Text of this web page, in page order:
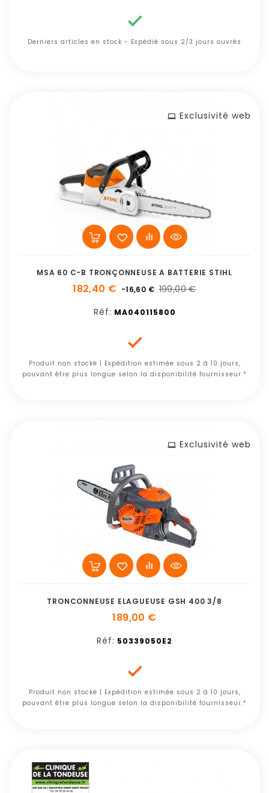

Derniers articles en stock - Expédié sous 2/3 jours ouvrés
Exclusivité web
MSA 60 C-B TRONÇONNEUSE A BATTERIE STIHL
182,40 € -16,60 € 199,00 €
Réf: MA040115800

Produit non stocké | Expédition estimée sous 2 à 10 jours,
pouvant être plus longue selon la disponibilité fournisseur.*
Exclusivité web
TRONCONNEUSE ELAGUEUSE GSH 400 3/8
189,00 €
Réf: 50339050E2

Produit non stocké | Expédition estimée sous 2 à 10 jours,
pouvant être plus longue selon la disponibilité fournisseur.*